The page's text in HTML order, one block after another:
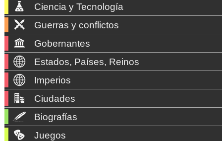
Ciencia y Tecnología
Guerras y conflictos
Gobernantes
Estados, Países, Reinos
Imperios
Ciudades
Biografías
Juegos